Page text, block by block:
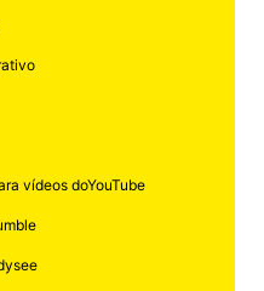
vídeos doYouTube